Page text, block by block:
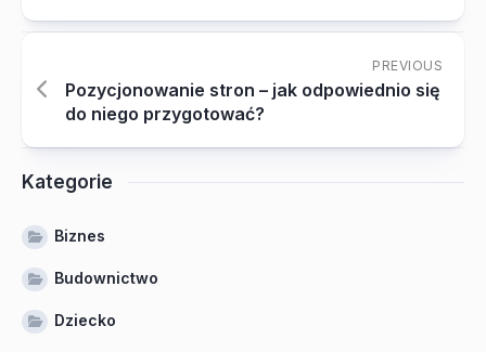
PREVIOUS
Pozycjonowanie stron – jak odpowiednio się
do niego przygotować?
Kategorie
Biznes
Budownictwo
Dziecko